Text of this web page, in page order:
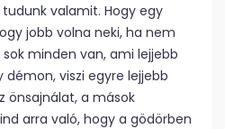
valamit. Hogy egy
jobb volna neki, ha nem
sok minden van, ami lejjebb
viszi egyre lejjebb
önsajnálat, a mások
arra való, hogy a gödörben